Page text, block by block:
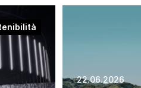
22.06.2026